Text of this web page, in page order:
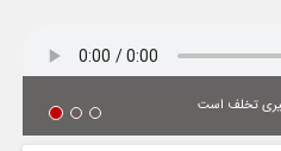
تخلف است